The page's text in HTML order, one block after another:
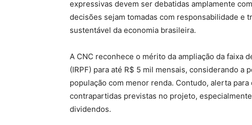
expressivas devem ser debatidas amplamente
decisões sejam tomadas com responsabilidade e
sustentável da economia brasileira.
A CNC reconhece o mérito da ampliação da faixa
(IRPF) para até R$ 5 mil mensais, considerando
população com menor renda. Contudo, alerta
contrapartidas previstas no projeto,
dividendos.